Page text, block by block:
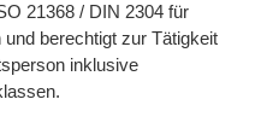
21368 / DIN 2304 für
berechtigt zur Tätigkeit
inklusive